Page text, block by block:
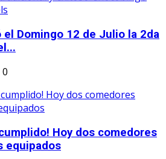
el Domingo 12 de Julio la 2da
0
Hoy dos comedores
equipados